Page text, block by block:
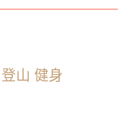
山 健身